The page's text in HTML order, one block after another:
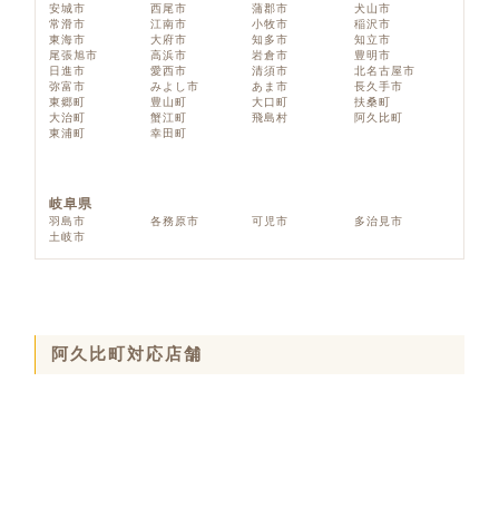
安城市
西尾市 蒲郡市
犬山市
常滑市
江南市 小牧市
稲沢市
東海市
大府市 知多市
知立市
尾張旭市
高浜市 岩倉市
豊明市
日進市
愛西市 清須市
北名古屋市
弥富市
みよし市 あま市
長久手市
東郷町
豊山町 大口町
扶桑町
大治町
蟹江町 飛島村
阿久比町
東浦町
幸田町
岐阜県
羽島市 各務原市 可児市
多治見市
土岐市
阿久比町対応店舗